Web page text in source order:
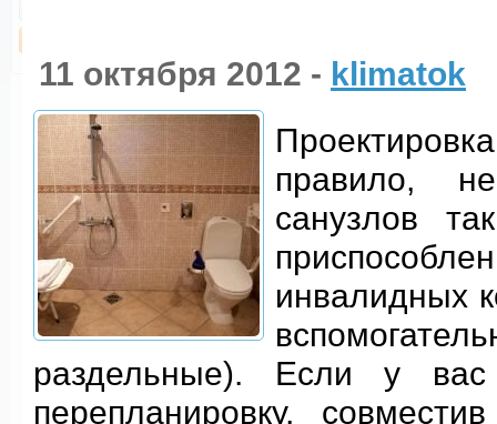
11 октября 2012 - klimatok
правило,
санузлов
инвалидных
раздельные). Если у вас
перепланировку,